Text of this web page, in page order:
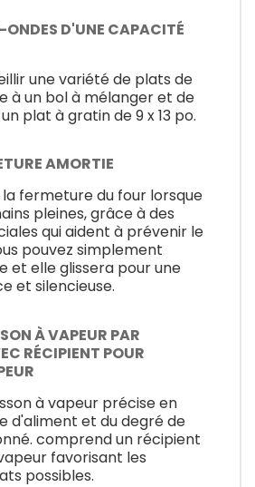
D'UNE CAPACITÉ
une variété de plats de
à un bol à mélanger et de
plat à gratin de 9 x 13 po.
AMORTIE
fermeture du four lorsque
pleines, grâce à des
qui aident à prévenir le
pouvez simplement
et elle glissera pour une
et silencieuse.
À VAPEUR PAR
RÉCIPIENT POUR
à vapeur précise en
d'aliment et du degré de
comprend un récipient
favorisant les
possibles.